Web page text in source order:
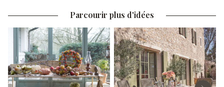
Parcourir plus d'idées